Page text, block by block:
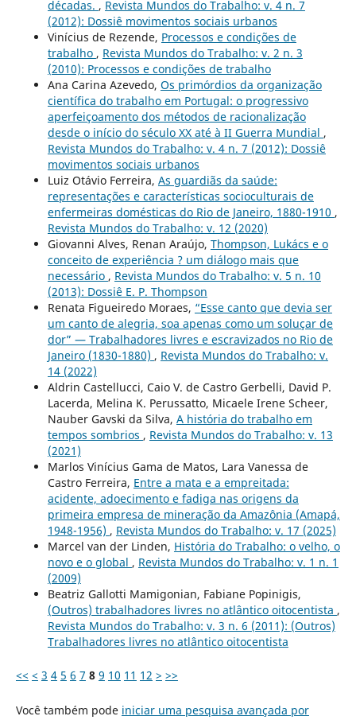
décadas. , Revista Mundos do Trabalho: v. 4 n. 7
(2012): Dossiê movimentos sociais urbanos
Vinícius de Rezende, Processos e condições de
trabalho , Revista Mundos do Trabalho: v. 2 n. 3
(2010): Processos e condições de trabalho
Ana Carina Azevedo, Os primórdios da organização
científica do trabalho em Portugal: o progressivo
aperfeiçoamento dos métodos de racionalização
desde o início do século XX até à II Guerra Mundial ,
Revista Mundos do Trabalho: v. 4 n. 7 (2012): Dossiê
movimentos sociais urbanos
Luiz Otávio Ferreira, As guardiãs da saúde:
representações e características socioculturais de
enfermeiras domésticas do Rio de Janeiro, 1880-1910 ,
Revista Mundos do Trabalho: v. 12 (2020)
Giovanni Alves, Renan Araújo, Thompson, Lukács e o
conceito de experiência ? um diálogo mais que
necessário , Revista Mundos do Trabalho: v. 5 n. 10
(2013): Dossiê E. P. Thompson
Renata Figueiredo Moraes, “Esse canto que devia ser
um canto de alegria, soa apenas como um soluçar de
dor” — Trabalhadores livres e escravizados no Rio de
Janeiro (1830-1880) , Revista Mundos do Trabalho: v.
14 (2022)
Aldrin Castellucci, Caio V. de Castro Gerbelli, David P.
Lacerda, Melina K. Perussatto, Micaele Irene Scheer,
Nauber Gavski da Silva, A história do trabalho em
tempos sombrios , Revista Mundos do Trabalho: v. 13
(2021)
Marlos Vinícius Gama de Matos, Lara Vanessa de
Castro Ferreira, Entre a mata e a empreitada:
acidente, adoecimento e fadiga nas origens da
primeira empresa de mineração da Amazônia (Amapá,
1948-1956) , Revista Mundos do Trabalho: v. 17 (2025)
Marcel van der Linden, História do Trabalho: o velho, o
novo e o global , Revista Mundos do Trabalho: v. 1 n. 1
(2009)
Beatriz Gallotti Mamigonian, Fabiane Popinigis,
(Outros) trabalhadores livres no atlântico oitocentista ,
Revista Mundos do Trabalho: v. 3 n. 6 (2011): (Outros)
Trabalhadores livres no atlântico oitocentista
<< < 3 4 5 6 7 8 9 10 11 12 > >>
Você também pode iniciar uma pesquisa avançada por